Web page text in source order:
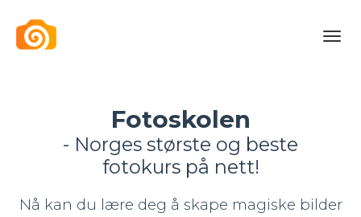
Fotoskolen
- Norges største og beste
fotokurs på nett!
Nå kan du lære deg å skape magiske bilder